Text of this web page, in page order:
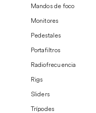
Mandos de foco
Monitores
Pedestales
Portafiltros
Radiofrecuencia
Rigs
Sliders
Trípodes